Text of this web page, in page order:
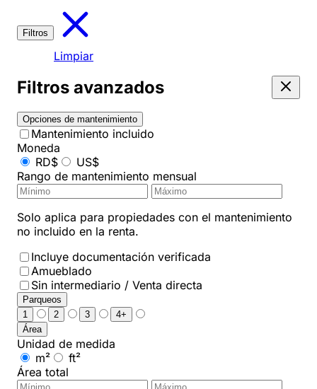
Filtros
Limpiar
Filtros avanzados
Opciones de mantenimiento
Mantenimiento incluido
Moneda
RD$
US$
Rango de mantenimiento mensual
Solo aplica para propiedades con el mantenimiento
no incluido en la renta.
Incluye documentación verificada
Amueblado
Sin intermediario / Venta directa
Parqueos
1
2 3
4+
Área
Unidad de medida
m²
ft²
Área total